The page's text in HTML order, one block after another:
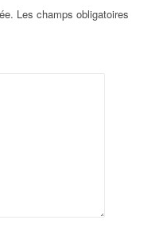
Les champs obligatoires